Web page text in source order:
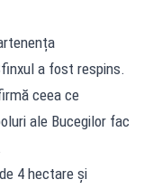
a fost respins.
ceea ce
ale Bucegilor fac
4 hectare și